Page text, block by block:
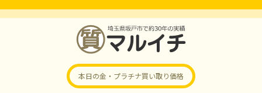
本日の金・プラチナ買い取り価格